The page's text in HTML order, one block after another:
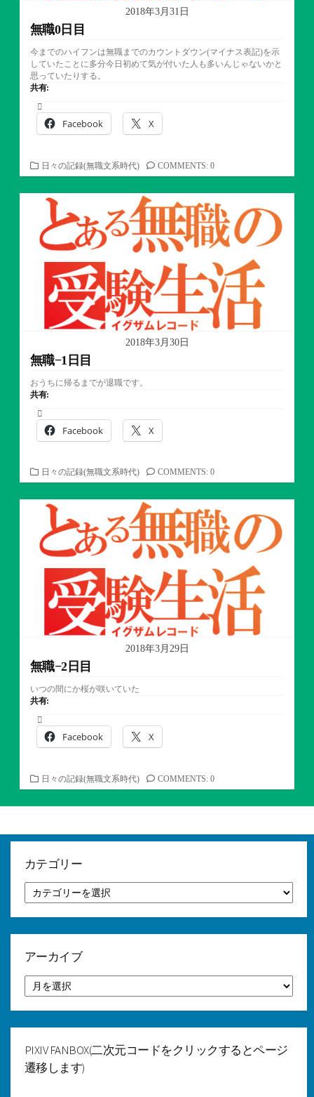
2018年3月31日
無職0日目
今までのハイフンは無職までのカウントダウン(マイナス表記)を示
していたことに多分今日初めて気が付いた人も多いんじゃないかと
思っていたりする。
共有:
Facebook X
カ
テ
ゴ
日々の記録(無職文系時代) COMMENTS: 0
2018年3月30日
無職−1日目
おうちに帰るまでが退職です。
共有:
Facebook X
カ
テ
ゴ
日々の記録(無職文系時代) COMMENTS: 0
2018年3月29日
無職−2日目
いつの間にか桜が咲いていた
共有:
Facebook X
カ
テ
ゴ
日々の記録(無職文系時代) COMMENTS: 0
カテゴリー
テ
ゴ
アーカイブ
ー
カ
PIXIV FANBOX(二次元コードをクリックするとページ
遷移します)